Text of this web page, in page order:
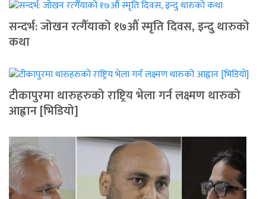
सन्दर्भ: जोखन रत्गैँयाको १७औं स्मृति दिवस, इन्दु थारुको
कथा
टीकापुरमा थारुहरुको राष्ट्रिय भेला गर्न लक्ष्मण थारुको
आह्वान [भिडियो]